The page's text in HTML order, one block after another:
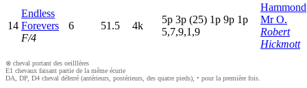
14
Endless
Forevers
F/4
6 51.5 4k
5p 3p (25) 1p 9p 1p
5,7,9,1,9
Hammond
Mr O.
Robert
Hickmott
⊗ cheval portant des oeilllères
E1 chevaux faisant partie de la même écurie
DA, DP, D4 cheval déferré (antérieurs, postérieurs, des quatre pieds), • pour la première fois.